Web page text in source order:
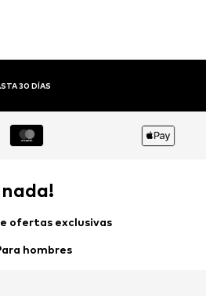
ofertas exclusivas
hombres